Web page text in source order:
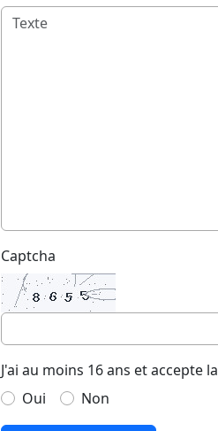
Captcha
J'ai au moins 16 ans et accepte la
Oui
Non